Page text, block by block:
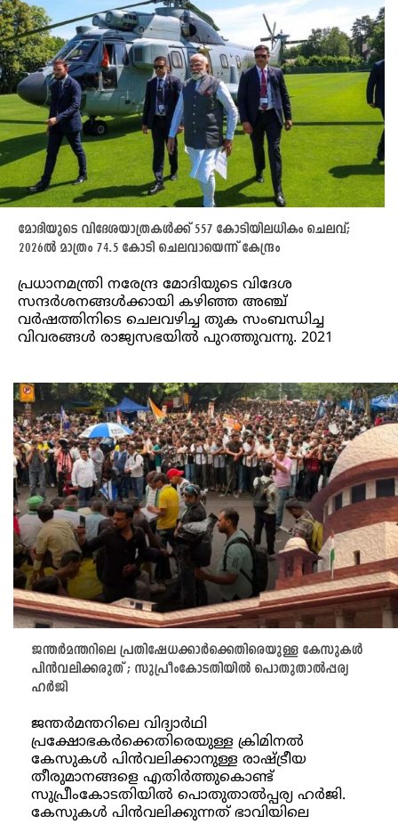
മോദിയുടെ വിദേശയാത്രകൾക്ക് 557 കോടിയിലധികം ചെലവ്;
2026ൽ മാത്രം 74.5 കോടി ചെലവായെന്ന് കേന്ദ്രം
പ്രധാനമന്ത്രി നരേന്ദ്ര മോദിയുടെ വിദേശ
സന്ദർശനങ്ങൾക്കായി കഴിഞ്ഞ അഞ്ച്
വർഷത്തിനിടെ ചെലവഴിച്ച തുക സംബന്ധിച്ച
വിവരങ്ങൾ രാജ്യസഭയിൽ പുറത്തുവന്നു. 2021
ജന്തര്‍മന്തറിലെ പ്രതിഷേധക്കാര്‍ക്കെതിരെയുള്ള കേസുകള്‍
പിന്‍വലിക്കരുത് ; സുപ്രീംകോടതിയില്‍ പൊതുതാല്‍പ്പര്യ
ഹര്‍ജി
ജന്തര്‍മന്തറിലെ വിദ്യാര്‍ഥി
പ്രക്ഷോഭകര്‍ക്കെതിരെയുള്ള ക്രിമിനല്‍
കേസുകള്‍ പിന്‍വലിക്കാനുള്ള രാഷ്ട്രീയ
തീരുമാനങ്ങളെ എതിര്‍ത്തുകൊണ്ട്
സുപ്രീംകോടതിയില്‍ പൊതുതാല്‍പ്പര്യ ഹര്‍ജി.
കേസുകള്‍ പിന്‍വലിക്കുന്നത് ഭാവിയിലെ